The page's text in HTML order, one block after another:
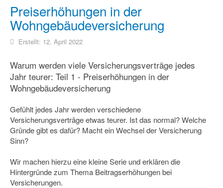
Preiserhöhungen in der
Wohngebäudeversicherung
Erstellt: 12. April 2022
Warum werden viele Versicherungsverträge jedes
Jahr teurer: Teil 1 - Preiserhöhungen in der
Wohngebäudeversicherung
Gefühlt jedes Jahr werden verschiedene
Versicherungsverträge etwas teurer. Ist das normal? Welche
Gründe gibt es dafür? Macht ein Wechsel der Versicherung
Sinn?
Wir machen hierzu eine kleine Serie und erklären die
Hintergründe zum Thema Beitragserhöhungen bei
Versicherungen.